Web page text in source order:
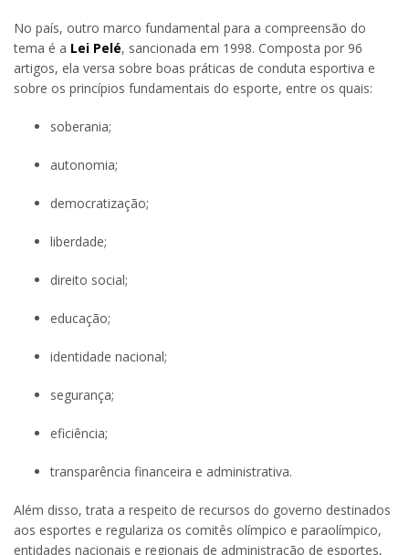
No país, outro marco fundamental para a compreensão do
tema é a Lei Pelé, sancionada em 1998. Composta por 96
artigos, ela versa sobre boas práticas de conduta esportiva e
sobre os princípios fundamentais do esporte, entre os quais:
soberania;
autonomia;
democratização;
liberdade;
direito social;
educação;
identidade nacional;
segurança;
eficiência;
transparência financeira e administrativa.
Além disso, trata a respeito de recursos do governo destinados
aos esportes e regulariza os comitês olímpico e paraolímpico,
entidades nacionais e regionais de administração de esportes,